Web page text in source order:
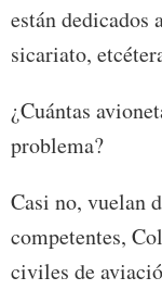
están dedicados
sicariato,
¿Cuántas
problema?
Casi no, vuelan
competentes,
civiles de